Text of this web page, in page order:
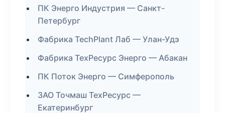
ПК Энерго Индустрия — Санкт-
Петербург
Фабрика TechPlant Лаб — Улан-Удэ
Фабрика ТехРесурс Энерго — Абакан
ПК Поток Энерго — Симферополь
ЗАО Точмаш ТехРесурс —
Екатеринбург